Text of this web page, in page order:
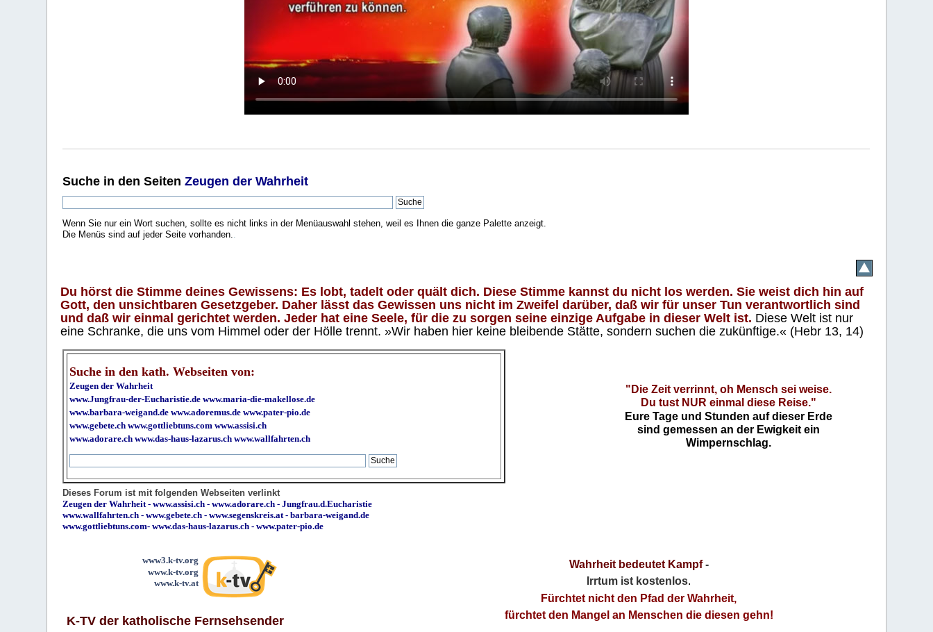
Suche in den SeitenZeugen der Wahrheit
Wenn Sie nur ein Wort suchen, sollte es nicht links in der Menüauswahl stehen, weil es Ihnen die ganze Palette anzeigt.
Die Menüs sind auf jeder Seite vorhanden.
Du hörst die Stimme deines Gewissens: Es lobt, tadelt oder quält dich. Diese Stimme kannst du nicht los werden. Sie weist dich hin auf
Gott, den unsichtbaren Gesetzgeber. Daher lässt das Gewissen uns nicht im Zweifel darüber, daß wir für unser Tun verantwortlich sind
und daß wir einmal gerichtet werden. Jeder hat eine Seele, für die zu sorgen seine einzige Aufgabe in dieser Welt ist. Diese Welt ist nur
eine Schranke, die uns vom Himmel oder der Hölle trennt. »Wir haben hier keine bleibende Stätte, sondern suchen die zukünftige.« (Hebr 13, 14)
Suche in den kath. Webseiten von:
Zeugen der Wahrheit
www.Jungfrau-der-Eucharistie.de www.maria-die-makellose.de
www.barbara-weigand.de www.adoremus.de www.pater-pio.de
www.gebete.ch www.gottliebtuns.com www.assisi.ch
www.adorare.ch www.das-haus-lazarus.ch www.wallfahrten.ch
"Die Zeit verrinnt, oh Mensch sei weise.
Du tust NUR einmal diese Reise."
Eure Tage und Stunden auf dieser Erde
sind gemessen an der Ewigkeit ein
Wimpernschlag.
Dieses Forum ist mit folgenden Webseiten verlinkt
Zeugen der Wahrheit -www.assisi.ch -www.adorare.ch -Jungfrau.d.Eucharistie
www.wallfahrten.ch -www.gebete.ch -www.segenskreis.at -barbara-weigand.de
www.gottliebtuns.com-www.das-haus-lazarus.ch - www.pater-pio.de
www3.k-tv.org
www.k-tv.org
www.k-tv.at
K-TV der katholische Fernsehsender
Wahrheit bedeutet Kampf-
Irrtum ist kostenlos.
Fürchtet nicht den Pfad der Wahrheit,
fürchtet den Mangel an Menschen die diesen gehn!